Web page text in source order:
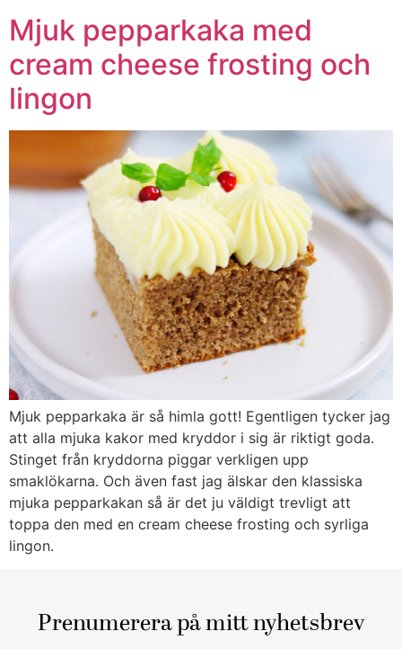
Mjuk pepparkaka med
cream cheese frosting och
lingon
Mjuk pepparkaka är så himla gott! Egentligen tycker jag
att alla mjuka kakor med kryddor i sig är riktigt goda.
Stinget från kryddorna piggar verkligen upp
smaklökarna. Och även fast jag älskar den klassiska
mjuka pepparkakan så är det ju väldigt trevligt att
toppa den med en cream cheese frosting och syrliga
lingon.
Prenumerera på mitt nyhetsbrev